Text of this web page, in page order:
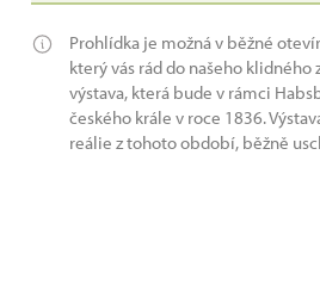
Prohlídka je možná v běžné
který vás rád do našeho
výstava, která bude v rámci
českého krále v roce 1836.
reálie z tohoto období, běžně